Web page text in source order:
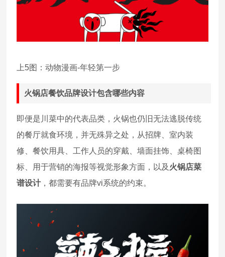
上5图：动物漫画-年轻第一步
火锅店餐饮品牌设计包含哪些内容
即便是川菜中的代表品类，火锅也仍旧无法逃脱传统
的餐厅就食环境，并无殊异之处，从招牌、室内装
修、餐饮用具、工作人员的穿戴、墙面挂饰、桌椅图
标、用于营销的海报等视觉形象方面，以及 火锅店菜
谱设计，都需要有品牌vi系统的约束。